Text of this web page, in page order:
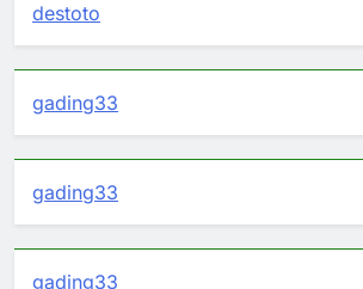
destoto
gading33
gading33
gading33